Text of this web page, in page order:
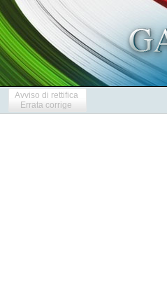
Avviso di rettifica
Errata corrige